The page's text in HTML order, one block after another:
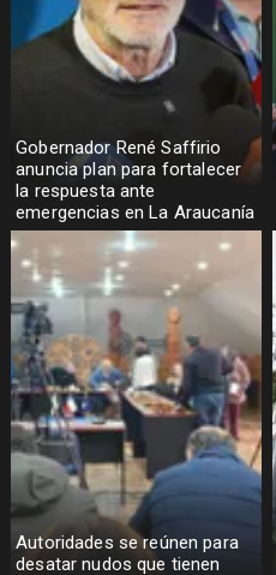
Gobernador René Saffirio
anuncia plan para fortalecer
la respuesta ante
emergencias en La Araucanía
Autoridades se reúnen para
desatar nudos que tienen